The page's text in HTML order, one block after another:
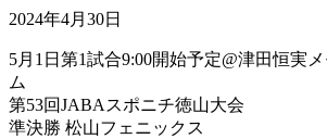
2024年4月30日
5月1日第1試合9:00開始予定@津田恒実
ム
第53回JABAスポニチ徳山大会
準決勝 松山フェニックス